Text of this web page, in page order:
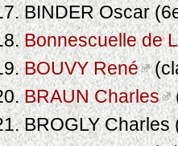
BINDER Oscar
Bonnescuelle de
BOUVY René
BRAUN Charles
BROGLY Charles